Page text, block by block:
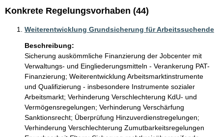
Konkrete Regelungsvorhaben (44)
Weiterentwicklung Grundsicherung für Arbeitssuchende
Beschreibung:
Sicherung auskömmliche Finanzierung der Jobcenter mit
Verwaltungs- und Eingliederungsmitteln - Verankerung PAT-
Finanzierung; Weiterentwicklung Arbeitsmarktinstrumente
und Qualifizierung - insbesondere Instrumente sozialer
Arbeitsmarkt; Verhinderung Verschlechterung KdU- und
Vermögensregelungen; Verhinderung Verschärfung
Sanktionsrecht; Überprüfung Hinzuverdienstregelungen;
Verhinderung Verschlechterung Zumutbarkeitsregelungen